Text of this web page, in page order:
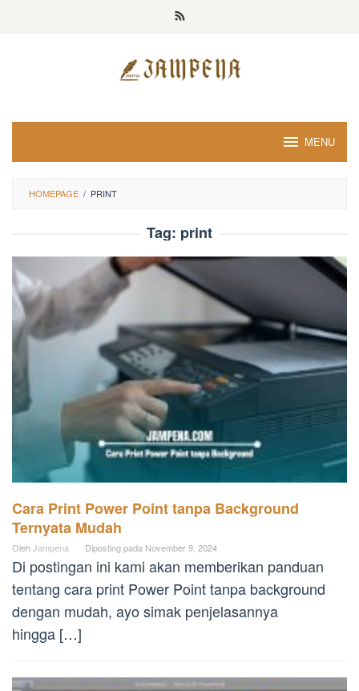
MENU
HOMEPAGE / PRINT
Tag: print
Cara Print Power Point tanpa Background
Ternyata Mudah
OlehJampena Diposting pada November 9, 2024
Di postingan ini kami akan memberikan panduan
tentang cara print Power Point tanpa background
dengan mudah, ayo simak penjelasannya
hingga […]